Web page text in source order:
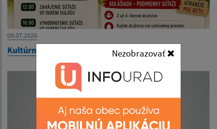
Nezobrazovať
09.07.2026
Kultúrny deň obce Kolonica